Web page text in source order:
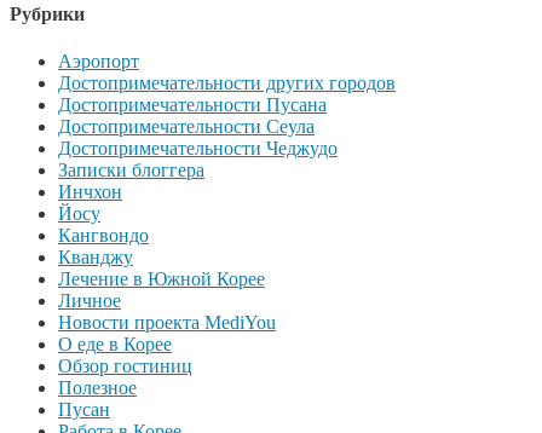
Рубрики
Аэропорт
Достопримечательности других городов
Достопримечательности Пусана
Достопримечательности Сеула
Достопримечательности Чеджудо
Записки блоггера
Инчхон
Йосу
Кангвондо
Кванджу
Лечение в Южной Корее
Личное
Новости проекта MediYou
О еде в Корее
Обзор гостиниц
Полезное
Пусан